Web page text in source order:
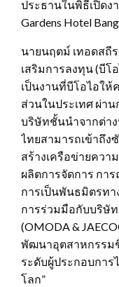
ประธานในพิธีเปิดง
Gardens Hotel
นายนฤตม์ เทอดสถี
เสริมการลงทุน (บีโ
เป็นงานที่บีโอไอใ
ส่วนในประเทศ ผ่า
บริษัทชั้นนำจากต่าง
ไทยสามารถเข้าถึง
สร้างเครือข่ายควา
ผลิตการจัดการ กา
การเป็นพันธมิตรท
การร่วมมือกับบริษัท
(OMODA &
พัฒนาอุตสาหกรรม
ระดับผู้ประกอบกา
โลก”